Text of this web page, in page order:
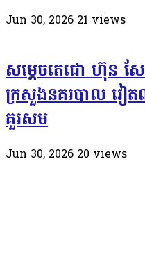
Jun 30, 2026 21 views
សម្តេចតេជោ ហ៊ុន សែន
ក្រសួងនគរបាល វៀត
គួរសម
Jun 30, 2026 20 views